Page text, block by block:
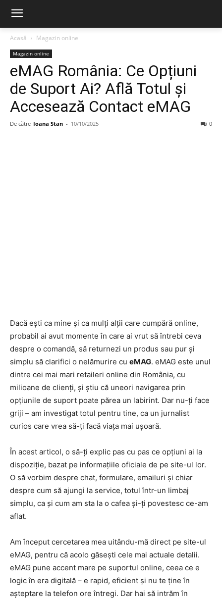
Acasă Magazin online
Magazin online
eMAG România: Ce Opțiuni
de Suport Ai? Află Totul și
Accesează Contact eMAG
De către Ioana Stan - 10/10/2025 0
Dacă ești ca mine și ca mulți alții care cumpără online,
probabil ai avut momente în care ai vrut să întrebi ceva
despre o comandă, să returnezi un produs sau pur și
simplu să clarifici o nelămurire cu eMAG. eMAG este unul
dintre cei mai mari retaileri online din România, cu
milioane de clienți, și știu că uneori navigarea prin
opțiunile de suport poate părea un labirint. Dar nu-ți face
griji – am investigat totul pentru tine, ca un jurnalist
curios care vrea să-ți facă viața mai ușoară.
În acest articol, o să-ți explic pas cu pas ce opțiuni ai la
dispoziție, bazat pe informațiile oficiale de pe site-ul lor.
O să vorbim despre chat, formulare, emailuri și chiar
despre cum să ajungi la service, totul într-un limbaj
simplu, ca și cum am sta la o cafea și-ți povestesc ce-am
aflat.
Am început cercetarea mea uitându-mă direct pe site-ul
eMAG, pentru că acolo găsești cele mai actuale detalii.
eMAG pune accent mare pe suportul online, ceea ce e
logic în era digitală – e rapid, eficient și nu te ține în
așteptare la telefon ore întregi. Dar hai să intrăm în